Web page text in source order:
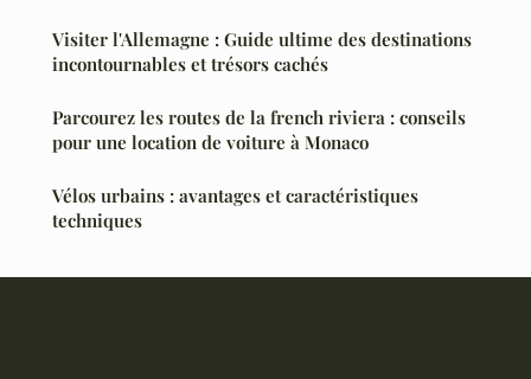
Visiter l'Allemagne : Guide ultime des destinations
incontournables et trésors cachés
Parcourez les routes de la french riviera : conseils
pour une location de voiture à Monaco
Vélos urbains : avantages et caractéristiques
techniques